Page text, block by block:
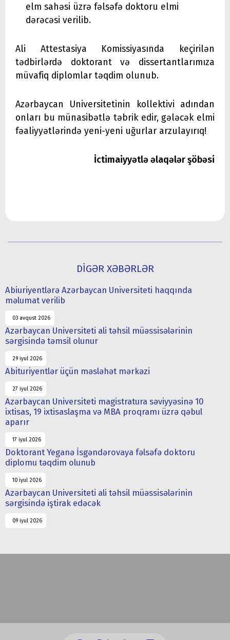
elm sahəsi üzrə fəlsəfə doktoru elmi
dərəcəsi verilib.
Ali Attestasiya Komissiyasında keçirilən
tədbirlərdə doktorant və dissertantlarımıza
müvafiq diplomlar təqdim olunub.
Azərbaycan Universitetinin kollektivi adından
onları bu münasibətlə təbrik edir, gələcək elmi
fəaliyyətlərində yeni-yeni uğurlar arzulayırıq!
İctimaiyyətlə əlaqələr şöbəsi
DİGƏR XƏBƏRLƏR
Abiuriyentlərə Azərbaycan Universiteti haqqında
məlumat verilib
03 avqust 2026
Azərbaycan Universiteti ali təhsil müəssisələrinin
sərgisində təmsil olunur
29 iyul 2026
Abituriyentlər üçün məsləhət mərkəzi
27 iyul 2026
Azərbaycan Universiteti magistratura səviyyəsinə 10
ixtisas, 19 ixtisaslaşma və MBA proqramı üzrə qəbul
aparır
17 iyul 2026
Doktorant Yeganə İsgəndərovaya fəlsəfə doktoru
diplomu təqdim olunub
10 iyul 2026
Azərbaycan Universiteti ali təhsil müəssisələrinin
sərgisində iştirak edəcək
09 iyul 2026